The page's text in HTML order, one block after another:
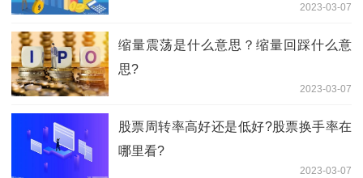
2023-03-07
缩量震荡是什么意思？缩量回踩什么意
思?
2023-03-07
股票周转率高好还是低好?股票换手率在
哪里看?
2023-03-07